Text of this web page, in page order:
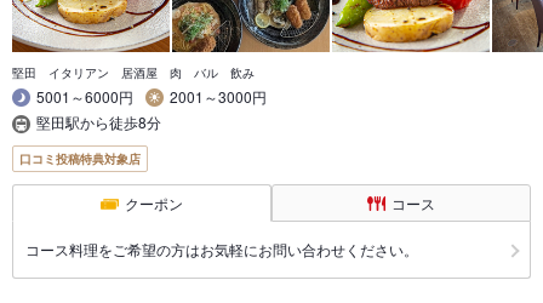
堅田 イタリアン 居酒屋 肉 バル 飲み
5001～6000円
2001～3000円
堅田駅から徒歩8分
口コミ投稿特典対象店
クーポン コース
コース料理をご希望の方はお気軽にお問い合わせください。